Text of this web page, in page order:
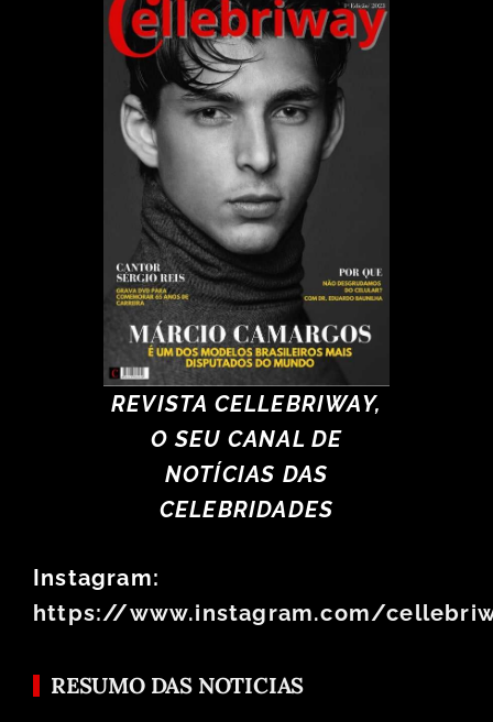
REVISTA CELLEBRIWAY,
O SEU CANAL DE
NOTÍCIAS DAS
CELEBRIDADES
Instagram:
https://www.instagram.com/
RESUMO DAS NOTICIAS